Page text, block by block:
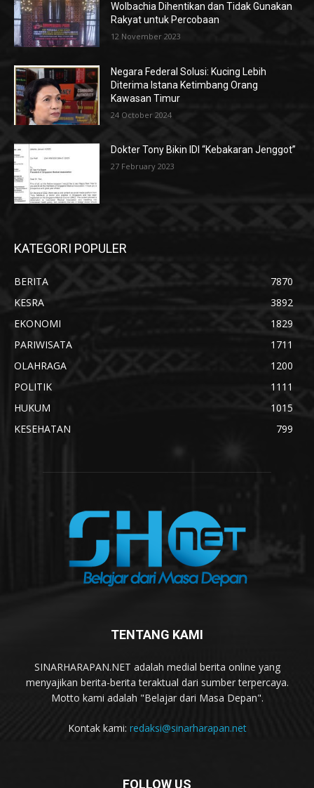
Wolbachia Dihentikan dan Tidak Gunakan
Rakyat untuk Percobaan
12 November 2023
Negara Federal Solusi: Kucing Lebih
Diterima Istana Ketimbang Orang
Kawasan Timur
24 October 2024
Dokter Tony Bikin IDI “Kebakaran Jenggot”
27 February 2023
KATEGORI POPULER
BERITA
7870
KESRA
3892
EKONOMI
1829
PARIWISATA
1711
OLAHRAGA
1200
POLITIK
1111
HUKUM
1015
KESEHATAN
799
TENTANG KAMI
SINARHARAPAN.NET adalah medial berita online yang
menyajikan berita-berita teraktual dari sumber terpercaya.
Motto kami adalah "Belajar dari Masa Depan".
Kontak kami: redaksi@sinarharapan.net
FOLLOW US